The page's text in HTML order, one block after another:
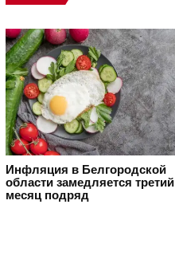
Инфляция в Белгородской
области замедляется третий
месяц подряд